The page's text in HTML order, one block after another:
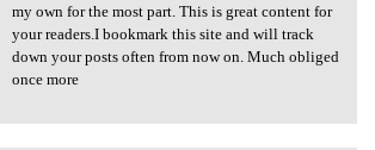
my own for the most part. This is great content for
your readers.I bookmark this site and will track
down your posts often from now on. Much obliged
once more